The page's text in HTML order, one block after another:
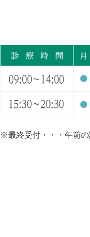
※最終受付・・・午前